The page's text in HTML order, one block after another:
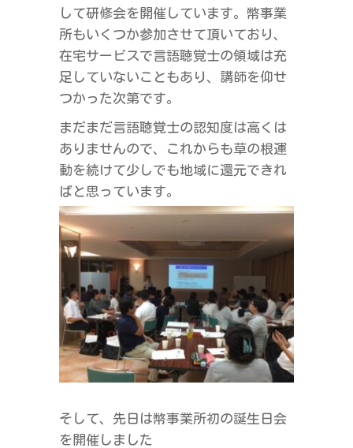
して研修会を開催しています。幣事業
所もいくつか参加させて頂いており、
在宅サービスで言語聴覚士の領域は充
足していないこともあり、講師を仰せ
つかった次第です。
まだまだ言語聴覚士の認知度は高くは
ありませんので、これからも草の根運
動を続けて少しでも地域に還元できれ
ばと思っています。
そして、先日は幣事業所初の誕生日会
を開催しました